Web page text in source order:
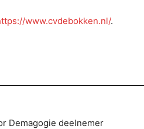
www.cvdebokken.nl/.
Demagogie deelnemer